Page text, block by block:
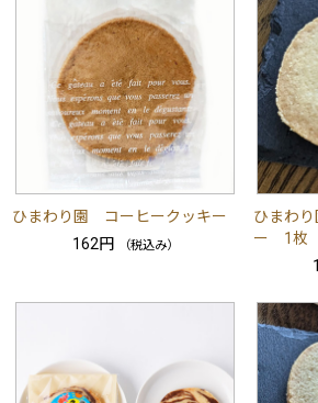
ひまわり園 コーヒークッキー
162円
（税込み）
ひまわ
ー 1枚